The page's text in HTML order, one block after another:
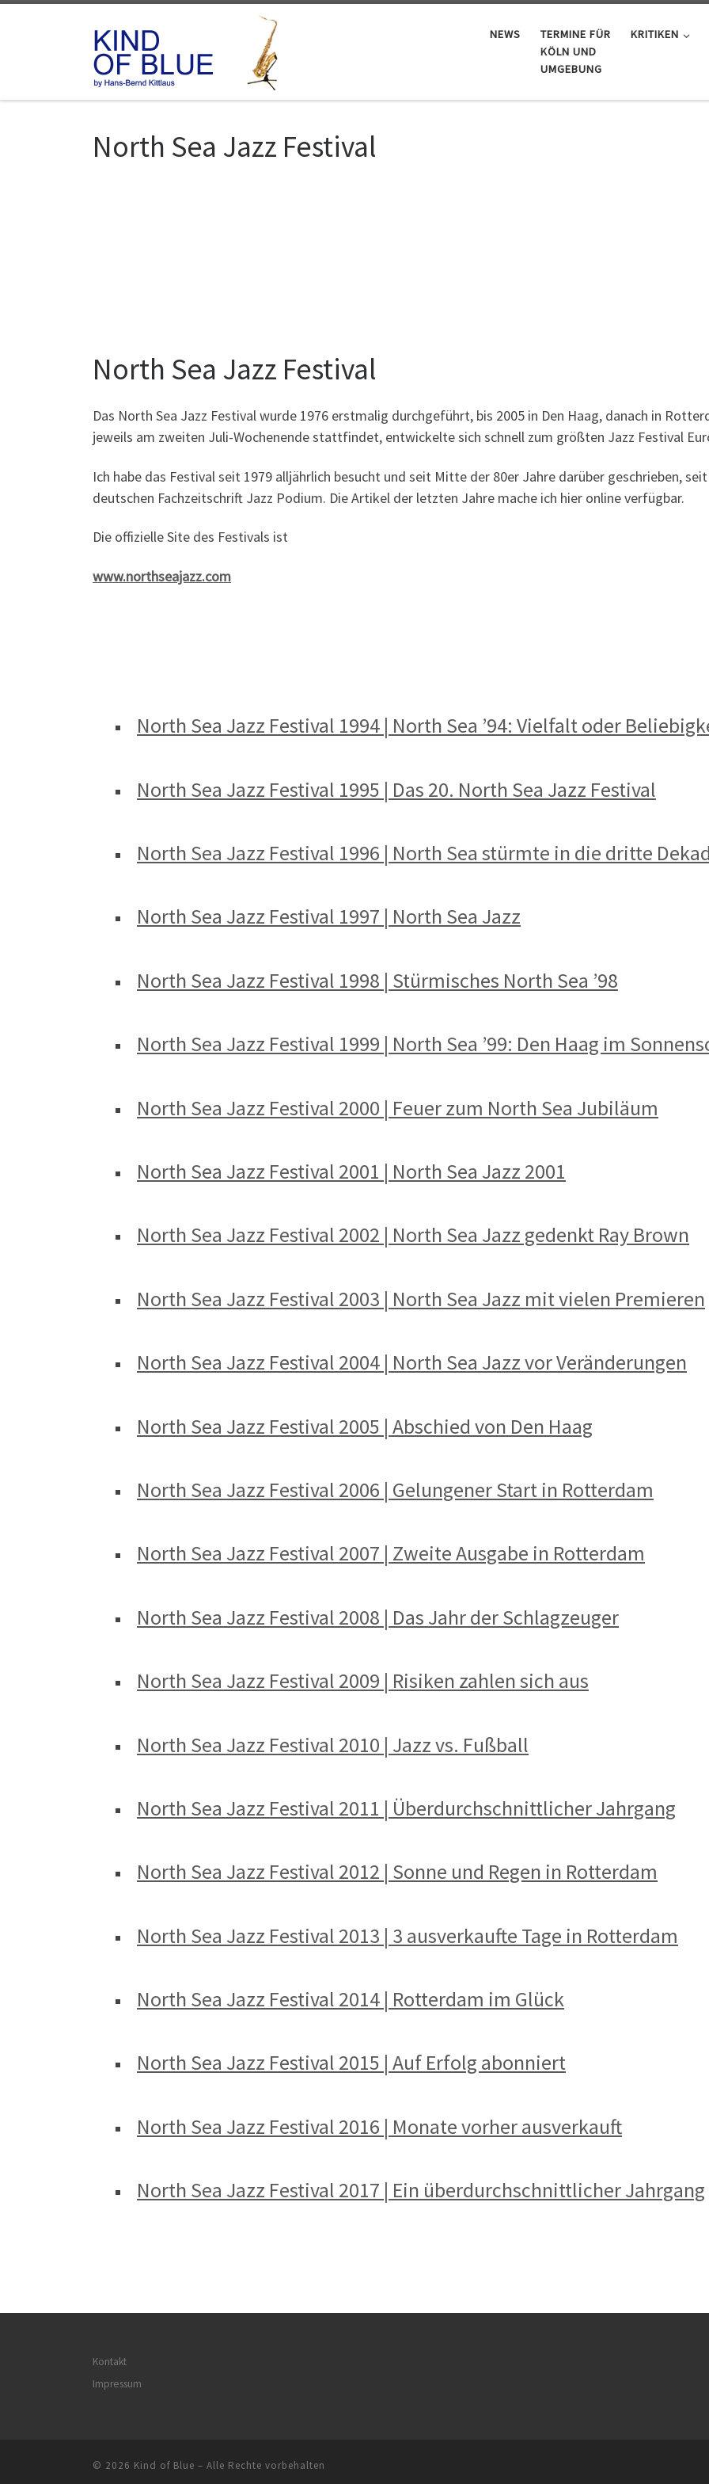
NEWS
TERMINE FÜR
KÖLN UND
UMGEBUNG
KRITIKEN
North Sea Jazz Festival
North Sea Jazz Festival
Das North Sea Jazz Festival wurde 1976 erstmalig durchgeführt, bis 2005 in Den Haag, danach in
jeweils am zweiten Juli-Wochenende stattfindet, entwickelte sich schnell zum größten Jazz Festival
Ich habe das Festival seit 1979 alljährlich besucht und seit Mitte der 80er Jahre darüber geschrieben,
deutschen Fachzeitschrift Jazz Podium. Die Artikel der letzten Jahre mache ich hier online verfügbar.
Die offizielle Site des Festivals ist
www.northseajazz.com
North Sea Jazz Festival 1994 | North Sea ’94: Vielfalt oder
North Sea Jazz Festival 1995 | Das 20. North Sea Jazz Festival
North Sea Jazz Festival 1996 | North Sea stürmte in die dritte
North Sea Jazz Festival 1997 | North Sea Jazz
North Sea Jazz Festival 1998 | Stürmisches North Sea ’98
North Sea Jazz Festival 1999 | North Sea ’99: Den Haag im
North Sea Jazz Festival 2000 | Feuer zum North Sea Jubiläum
North Sea Jazz Festival 2001 | North Sea Jazz 2001
North Sea Jazz Festival 2002 | North Sea Jazz gedenkt Ray Brown
North Sea Jazz Festival 2003 | North Sea Jazz mit vielen Premieren
North Sea Jazz Festival 2004 | North Sea Jazz vor Veränderungen
North Sea Jazz Festival 2005 | Abschied von Den Haag
North Sea Jazz Festival 2006 | Gelungener Start in Rotterdam
North Sea Jazz Festival 2007 | Zweite Ausgabe in Rotterdam
North Sea Jazz Festival 2008 | Das Jahr der Schlagzeuger
North Sea Jazz Festival 2009 | Risiken zahlen sich aus
North Sea Jazz Festival 2010 | Jazz vs. Fußball
North Sea Jazz Festival 2011 | Überdurchschnittlicher Jahrgang
North Sea Jazz Festival 2012 | Sonne und Regen in Rotterdam
North Sea Jazz Festival 2013 | 3 ausverkaufte Tage in Rotterdam
North Sea Jazz Festival 2014 | Rotterdam im Glück
North Sea Jazz Festival 2015 | Auf Erfolg abonniert
North Sea Jazz Festival 2016 | Monate vorher ausverkauft
North Sea Jazz Festival 2017 | Ein überdurchschnittlicher Jahrgang
Kontakt
Impressum
© 2026 Kind of Blue – Alle Rechte vorbehalten